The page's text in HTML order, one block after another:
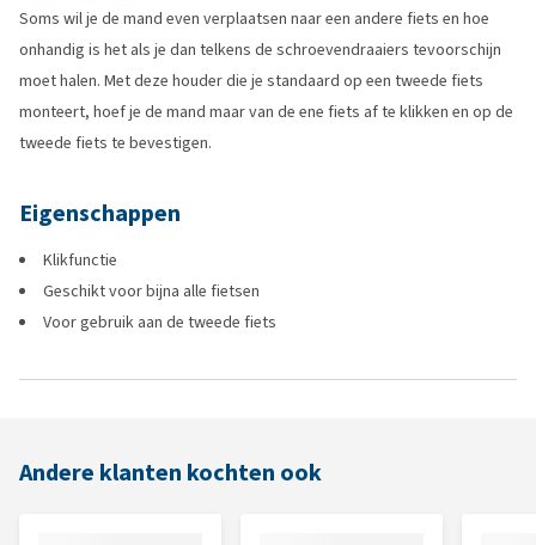
Soms wil je de mand even verplaatsen naar een andere fiets en hoe
onhandig is het als je dan telkens de schroevendraaiers tevoorschijn
moet halen. Met deze houder die je standaard op een tweede fiets
monteert, hoef je de mand maar van de ene fiets af te klikken en op de
tweede fiets te bevestigen.
Eigenschappen
Klikfunctie
Geschikt voor bijna alle fietsen
Voor gebruik aan de tweede fiets
Andere klanten kochten ook